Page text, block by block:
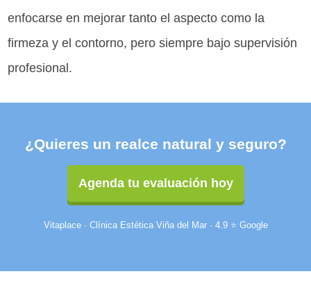
enfocarse en mejorar tanto el aspecto como la
firmeza y el contorno, pero siempre bajo supervisión
profesional.
¿Quieres un realce natural y seguro?
Agenda tu evaluación hoy
Vitaplace · Clínica Estética Viña del Mar · 4.9 ⭐ Google